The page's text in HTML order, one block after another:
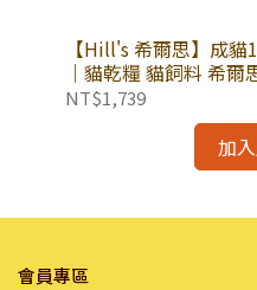
【Hill's 希爾思】成
｜貓乾糧 貓飼料 希爾
NT$1,739
加
會員專區